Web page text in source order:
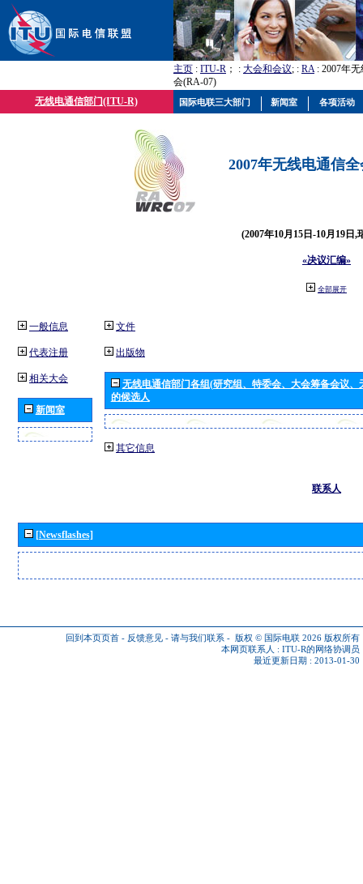
主页 : ITU-R ； : 大会和会议; : RA: 2007年
会(RA-07)
无线电通信部门(ITU-R)
2007年无线电通信
(2007年10月15日-10月19日,
«决议汇编»
全部展开
一般信息
代表注册
相关大会
新闻室
文件
出版物
无线电通信部门各组(研究组、特委会、大会筹备会议
的候选人
其它信息
联系人
[Newsflashes]
回到本页页首 - 反馈意见 - 请与我们联系 - 版权 © 国际电联 2026 版权所有
本网页联系人 : ITU-R的网络协调员
最近更新日期 : 2013-01-30
国际电联三大部门 新闻室 各项活动